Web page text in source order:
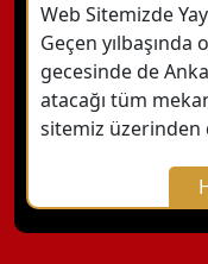
Web Sitemizde
Geçen yılbaşında
gecesinde de
atacağı tüm
sitemiz üzerinden